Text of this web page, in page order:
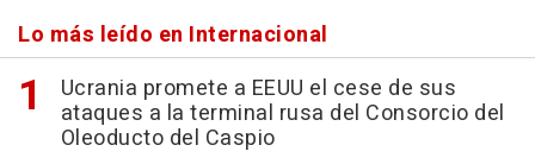
Lo más leído en Internacional
Ucrania promete a EEUU el cese de sus
ataques a la terminal rusa del Consorcio del
Oleoducto del Caspio